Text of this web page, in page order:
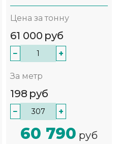
Цена за тонну
61 000 руб
− +
За метр
198 руб
− +
60 790 руб